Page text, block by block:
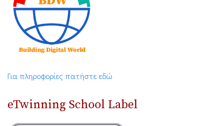
Για πληροφορίες πατήστε εδώ
eTwinning School Label